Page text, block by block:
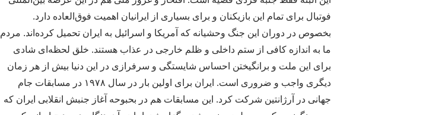
فوتبال برای تمام این بازیکنان و برای بسیاری از ایرانیان اهمیت فوق‌العاده دارد.
بخصوص در دوران این جنگ وحشیانه که آمریکا و اسرائیل به ایران تحمیل کرده‌اند. مردم
ما به اندازه کافی از ستم داخلی و ظلم خارجی در عذاب هستند. خلق لحظه‌ای شادی
برای این ملت و برانگیختن احساس شایستگی و سرفرازی در این دنیا بیش از هر زمان
دیگری واجب و ضروری است. ایران برای اولین بار در سال ۱۹۷۸ در مسابقات جام
جهانی در آرژانتین شرکت کرد. این مسابقات هم در بحبوحه آغاز جنبش انقلابی ایران که